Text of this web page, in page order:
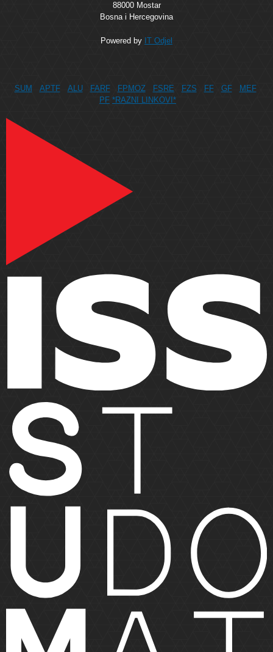
88000 Mostar
Bosna i Hercegovina
Powered by IT Odjel
SUM APTF ALU FARF FPMOZ FSRE FZS FF GF
MEF
PF *RAZNI LINKOVI*